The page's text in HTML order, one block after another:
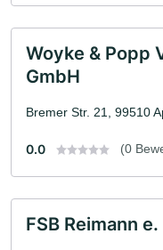
Woyke & Popp
GmbH
Bremer Str. 21, 99510
0.0 (0
FSB Reimann e.